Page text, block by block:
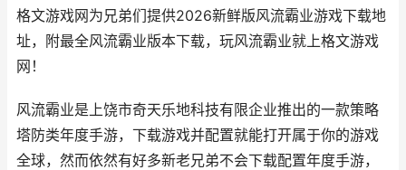
格文游戏网为兄弟们提供2026新鲜版风流霸业游戏下载地
址，附最全风流霸业版本下载，玩风流霸业就上格文游戏
网！
风流霸业是上饶市奇天乐地科技有限企业推出的一款策略
塔防类年度手游，下载游戏并配置就能打开属于你的游戏
全球，然而依然有好多新老兄弟不会下载配置年度手游，